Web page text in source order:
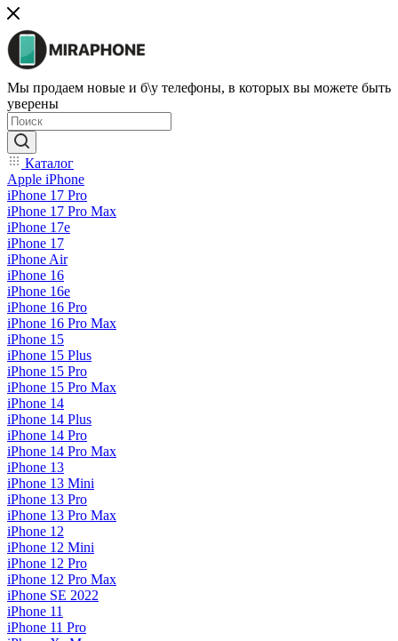
Мы продаем новые и б\у телефоны, в которых вы можете быть
уверены
Каталог
Apple iPhone
iPhone 17 Pro
iPhone 17 Pro Max
iPhone 17e
iPhone 17
iPhone Air
iPhone 16
iPhone 16e
iPhone 16 Pro
iPhone 16 Pro Max
iPhone 15
iPhone 15 Plus
iPhone 15 Pro
iPhone 15 Pro Max
iPhone 14
iPhone 14 Plus
iPhone 14 Pro
iPhone 14 Pro Max
iPhone 13
iPhone 13 Mini
iPhone 13 Pro
iPhone 13 Pro Max
iPhone 12
iPhone 12 Mini
iPhone 12 Pro
iPhone 12 Pro Max
iPhone SE 2022
iPhone 11
iPhone 11 Pro